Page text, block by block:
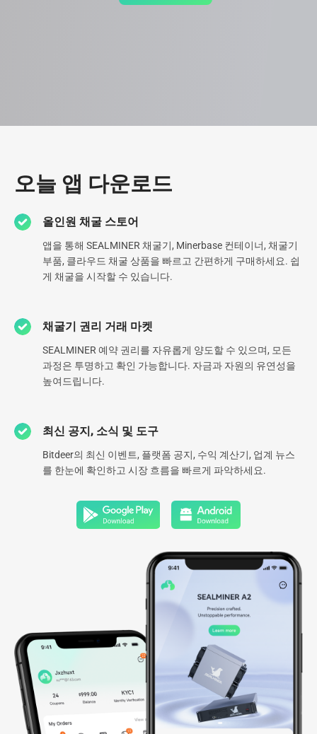
데이터센터
축하며 전문성을 끊임없이 다듬어 왔습니다. 현재 북미 최대 규모의
고 수준의 인프라에 대한 변함없는 헌신은 업계 최고 수준입니다.
0
GW
더 알아보기
AI 인프라
2023년부터 우리는 동남아시아 전역에 걸친 글로벌 AI 인프라를 구
축해 왔으며, 2026년까지 미국과 노르웨이로 적극 확장할 계획입니
오늘 앱 다운로드
올인원 채굴 스토어
앱을 통해 SEALMINER 채굴기, Minerbase 컨테이너, 채굴기
부품, 클라우드 채굴 상품을 빠르고 간편하게 구매하세요. 쉽
게 채굴을 시작할 수 있습니다.
채굴기 권리 거래 마켓
SEALMINER 예약 권리를 자유롭게 양도할 수 있으며, 모든
과정은 투명하고 확인 가능합니다. 자금과 자원의 유연성을
높여드립니다.
최신 공지, 소식 및 도구
Bitdeer의 최신 이벤트, 플랫폼 공지, 수익 계산기, 업계 뉴스
를 한눈에 확인하고 시장 흐름을 빠르게 파악하세요.